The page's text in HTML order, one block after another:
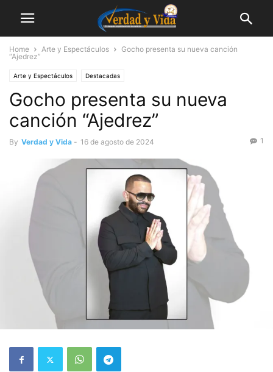
Home Arte y Espectáculos
Gocho presenta su nueva canción
“Ajedrez”
Arte y Espectáculos Destacadas
Gocho presenta su nueva
canción “Ajedrez”
By Verdad y Vida - 16 de agosto de 2024 1